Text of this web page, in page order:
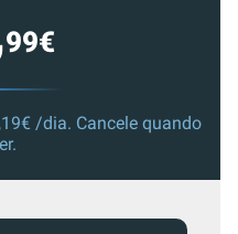
99€
/dia. Cancele quando